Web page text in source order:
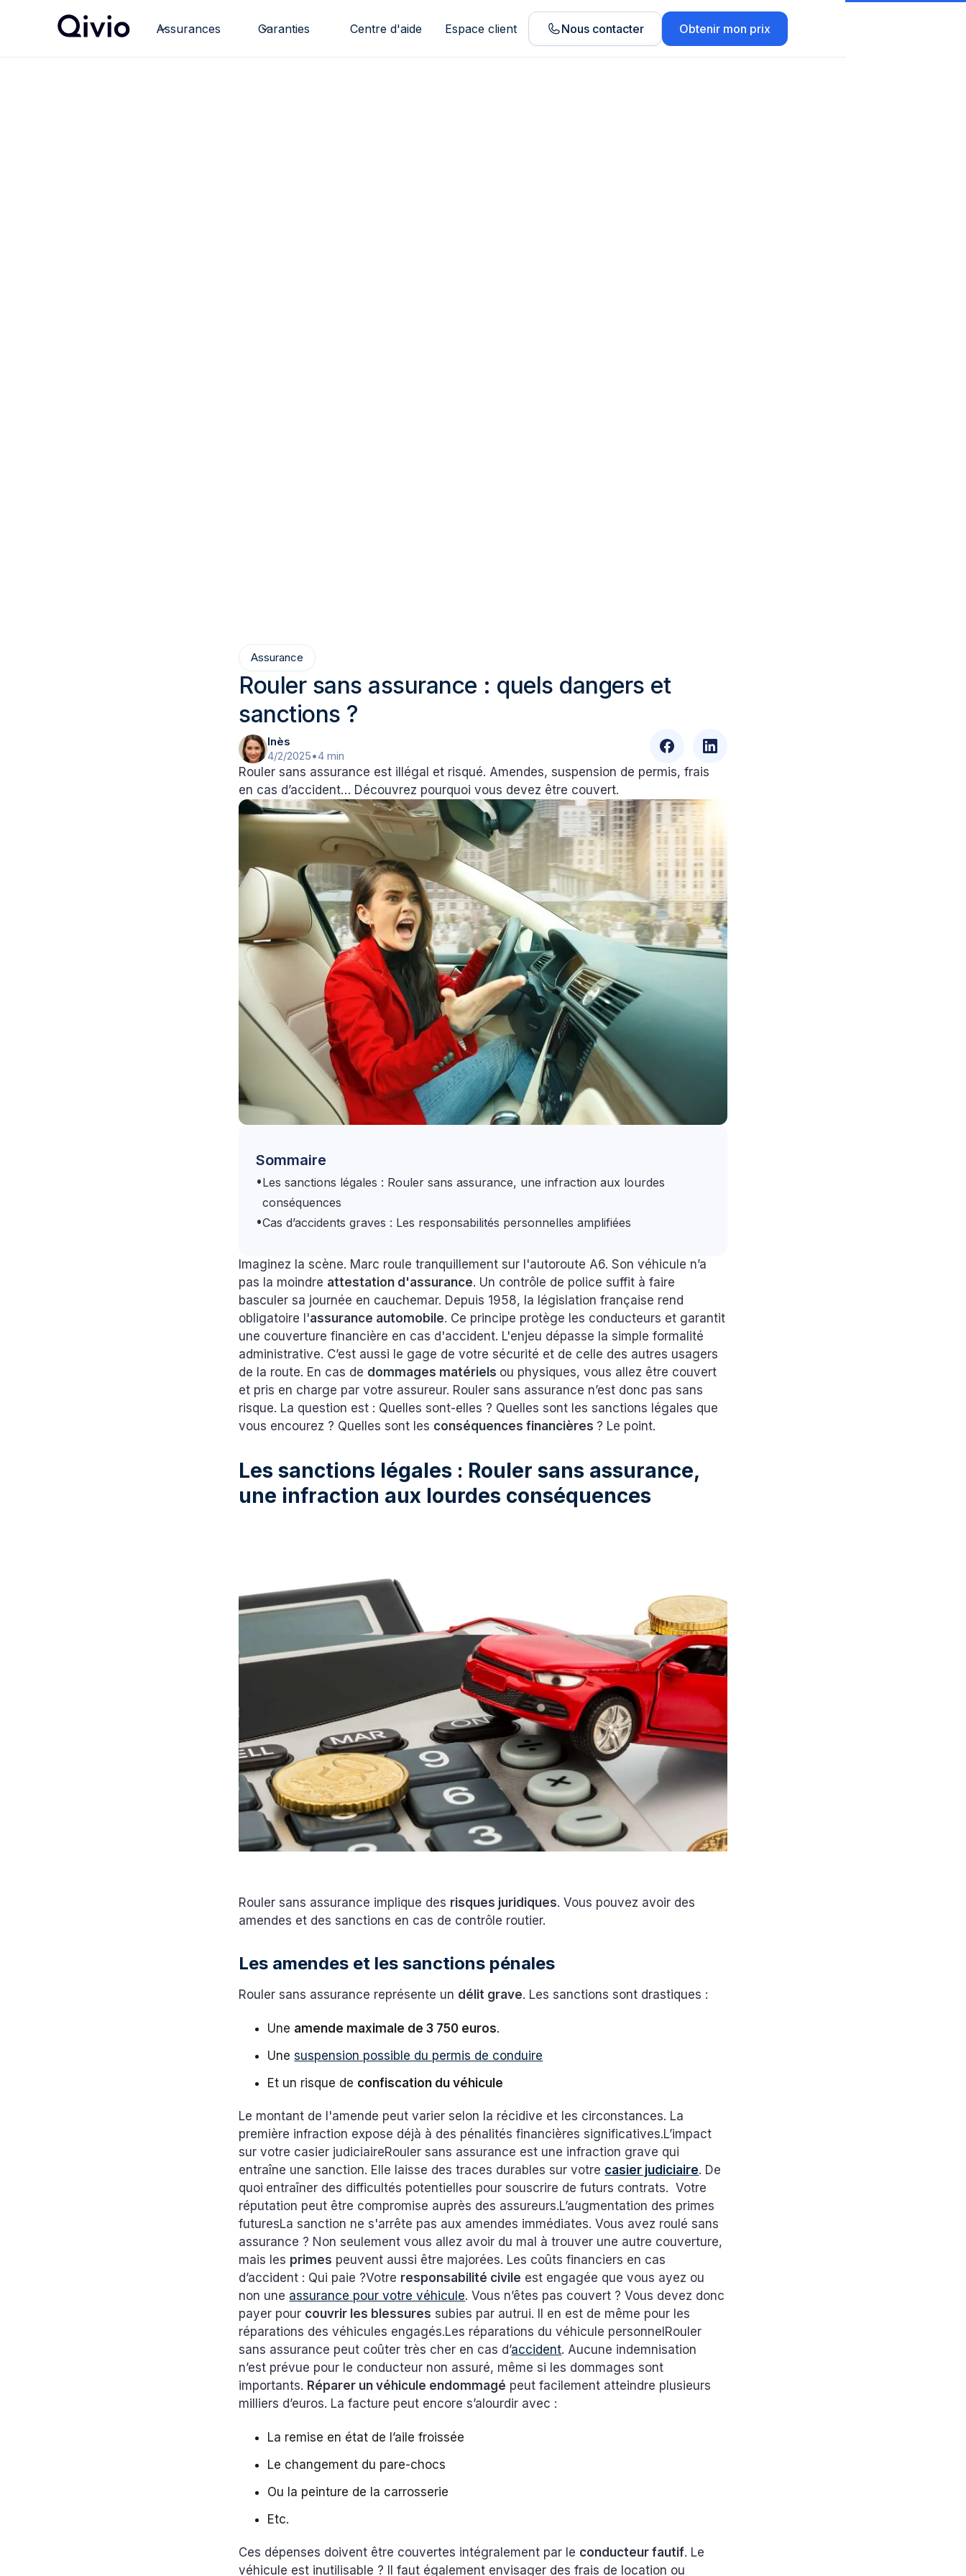
Assurances Garanties Centre d'aide Espace client Nous contacter Obtenir mon prix
Assurance
Rouler sans assurance : quels dangers et
sanctions ?
Inès
4/2/2025•4 min
Rouler sans assurance est illégal et risqué. Amendes, suspension de permis, frais
en cas d’accident… Découvrez pourquoi vous devez être couvert.
Sommaire
•Les sanctions légales : Rouler sans assurance, une infraction aux lourdes
conséquences
•Cas d’accidents graves : Les responsabilités personnelles amplifiées
Imaginez la scène. Marc roule tranquillement sur l'autoroute A6. Son véhicule n’a
pas la moindre attestation d'assurance. Un contrôle de police suffit à faire
basculer sa journée en cauchemar. Depuis 1958, la législation française rend
obligatoire l'assurance automobile. Ce principe protège les conducteurs et garantit
une couverture financière en cas d'accident. L'enjeu dépasse la simple formalité
administrative. C’est aussi le gage de votre sécurité et de celle des autres usagers
de la route. En cas de dommages matériels ou physiques, vous allez être couvert
et pris en charge par votre assureur. Rouler sans assurance n’est donc pas sans
risque. La question est : Quelles sont-elles ? Quelles sont les sanctions légales que
vous encourez ? Quelles sont les conséquences financières ? Le point.
Les sanctions légales : Rouler sans assurance,
une infraction aux lourdes conséquences
Rouler sans assurance implique des risques juridiques. Vous pouvez avoir des
amendes et des sanctions en cas de contrôle routier.
Les amendes et les sanctions pénales
Rouler sans assurance représente un délit grave. Les sanctions sont drastiques :
Une amende maximale de 3 750 euros.
Unesuspension possible du permis de conduire
Et un risque de confiscation du véhicule
Le montant de l'amende peut varier selon la récidive et les circonstances. La
première infraction expose déjà à des pénalités financières significatives.L’impact
sur votre casier judiciaireRouler sans assurance est une infraction grave qui
entraîne une sanction. Elle laisse des traces durables sur votre casier judiciaire. De
quoi entraîner des difficultés potentielles pour souscrire de futurs contrats. Votre
réputation peut être compromise auprès des assureurs.L’augmentation des primes
futuresLa sanction ne s'arrête pas aux amendes immédiates. Vous avez roulé sans
assurance ? Non seulement vous allez avoir du mal à trouver une autre couverture,
mais les primes peuvent aussi être majorées. Les coûts financiers en cas
d’accident : Qui paie ?Votre responsabilité civile est engagée que vous ayez ou
non une assurance pour votre véhicule. Vous n’êtes pas couvert ? Vous devez donc
payer pour couvrir les blessures subies par autrui. Il en est de même pour les
réparations des véhicules engagés.Les réparations du véhicule personnelRouler
sans assurance peut coûter très cher en cas d’accident. Aucune indemnisation
n’est prévue pour le conducteur non assuré, même si les dommages sont
importants. Réparer un véhicule endommagé peut facilement atteindre plusieurs
milliers d’euros. La facture peut encore s’alourdir avec :
La remise en état de l’aile froissée
Le changement du pare-chocs
Ou la peinture de la carrosserie
Etc.
Ces dépenses doivent être couvertes intégralement par le conducteur fautif. Le
véhicule est inutilisable ? Il faut également envisager des frais de location ou